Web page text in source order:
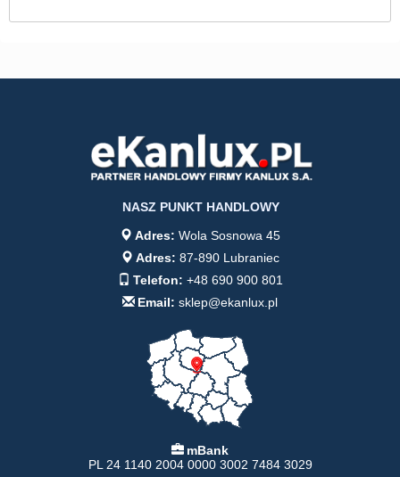
NASZ PUNKT HANDLOWY
Adres: Wola Sosnowa 45
Adres: 87-890 Lubraniec
Telefon: +48 690 900 801
Email: sklep@ekanlux.pl
mBank
PL 24 1140 2004 0000 3002 7484 3029